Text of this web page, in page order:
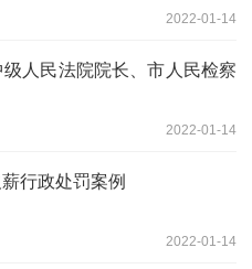
2022-01-14
人民法院院长、市人民检察
2022-01-14
行政处罚案例
2022-01-14